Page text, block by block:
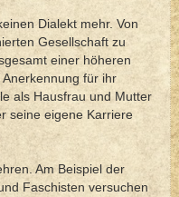
Dialekt mehr. Von
Gesellschaft zu
einer höheren
für ihr
als Hausfrau und Mutter
seine eigene Karriere
Am Beispiel der
Faschisten versuchen